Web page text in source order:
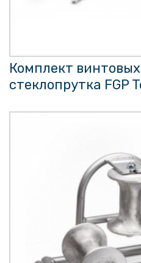
Комплект
стеклопрутка FGP